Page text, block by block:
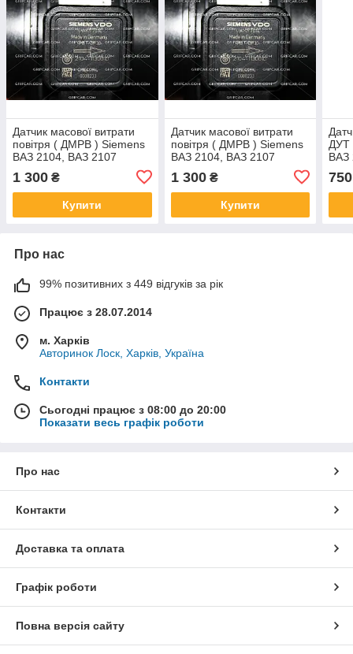
Датчик масової витрати
повітря ( ДМРВ ) Siemens
ВАЗ 2104, ВАЗ 2107
1 300 ₴
Купити
Датчик масової витрати
повітря ( ДМРВ ) Siemens
ВАЗ 2104, ВАЗ 2107
1 300₴
Купити
ДУТ
ВАЗ
750
Про нас
99% позитивних з 449 відгуків за рік
Працює з 28.07.2014
м. Харків
Авторинок Лоск, Харків, Україна
Контакти
Сьогодні працює з 08:00 до 20:00
Показати весь графік роботи
Про нас
Контакти
Доставка та оплата
Графік роботи
Повна версія сайту